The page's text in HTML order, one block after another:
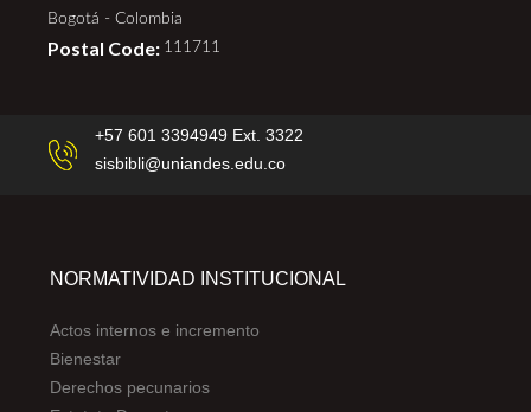
Bogotá - Colombia
Postal Code: 111711
+57 601 3394949 Ext. 3322
sisbibli@uniandes.edu.co
NORMATIVIDAD INSTITUCIONAL
Actos internos e incremento
Bienestar
Derechos pecunarios